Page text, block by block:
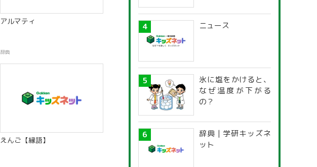
アルマティ
辞典
えんご【縁語】
ニュース
氷に塩をかけると、
なぜ温度が下がる
の？
辞典 | 学研キッズネ
ット